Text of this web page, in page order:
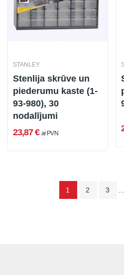
STANLEY
Stenlija skrūve un
piederumu kaste (1-
93-980), 30
nodalījumi
23,87 € ar PVN
1 2 3